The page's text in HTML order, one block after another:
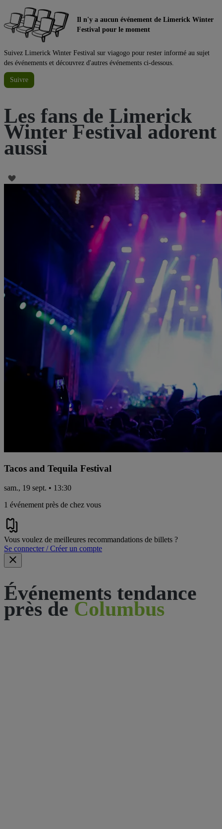
Il n'y a aucun événement de Limerick Winter
Festival pour le moment
Suivez Limerick Winter Festival sur viagogo pour rester informé au sujet
des événements et découvrez d'autres événements ci-dessous.
Suivre
Les fans de Limerick
Winter Festival adorent
aussi
Tacos and Tequila Festival
sam., 19 sept. • 13:30
1 événement près de chez vous
Vous voulez de meilleures recommandations de billets ?
Se connecter / Créer un compte
Événements tendance
près de Columbus